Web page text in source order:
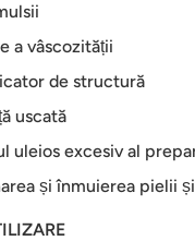
a vâscozității
de structură
uscată
uleios excesiv al
și înmuierea pielii